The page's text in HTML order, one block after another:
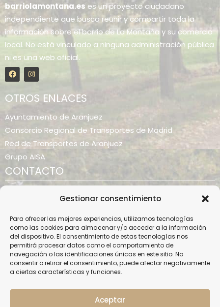
Gestionar consentimiento
Para ofrecer las mejores experiencias, utilizamos tecnologías
como las cookies para almacenar y/o acceder a la información
del dispositivo. El consentimiento de estas tecnologías nos
permitirá procesar datos como el comportamiento de
navegación o las identificaciones únicas en este sitio. No
consentir o retirar el consentimiento, puede afectar negativamente
a ciertas características y funciones.
Aceptar
barriolamontana.es es un proyecto ciudadano
independiente que busca reunir y compartir toda la
información sobre el barrio de La Montaña y su comercio
local. No está vinculado a ninguna administración pública
ni es una web oficial.
F
a
c
e
b
o
o
k
I
n
s
t
a
g
r
a
m
OTROS ENLACES
Ayuntamiento de Aranjuez
Consorcio Regional de Transportes de Madrid
Red de Transportes de Aranjuez
Grupo AISA
CONTACTO
BARRIO LA MONTAÑA
Historia de Aranjuez
Historia del Barrio La Montaña
Noticias de Actualidad
Instalaciones